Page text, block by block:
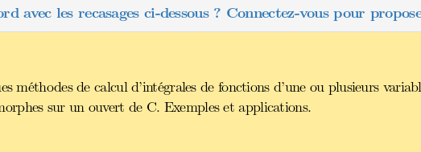
avec les recasages ci-dessous ? Connectez-vous pour
méthodes de calcul d’intégrales de fonctions d’une ou plusieurs
sur un ouvert de C. Exemples et applications.